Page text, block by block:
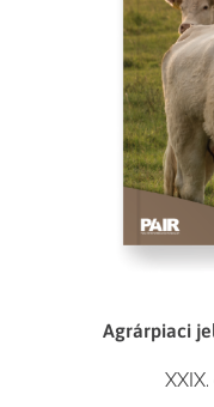
Agrárpiaci